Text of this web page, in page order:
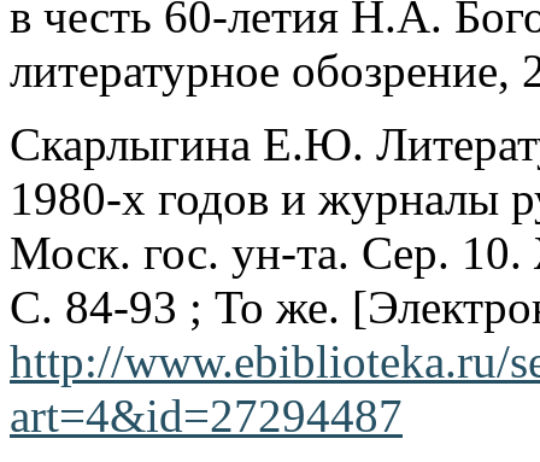
в честь 60-летия Н.А.
литературное
Скарлыгина Е.Ю.
1980-х годов и журналы
Моск. гос. ун-та. Сер.
C. 84-93 ; То же.
http://www.ebiblioteka.ru/
art=4&id=27294487